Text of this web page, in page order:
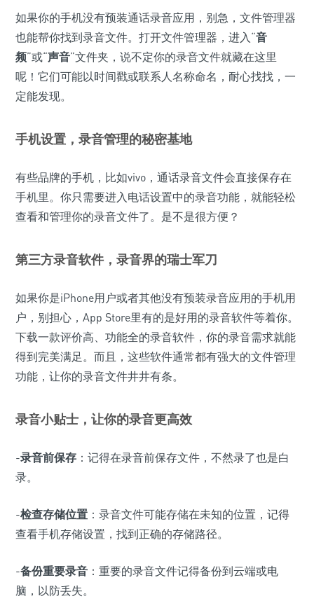
如果你的手机没有预装通话录音应用，别急，文件管理器
也能帮你找到录音文件。打开文件管理器，进入“音
频”或“声音”文件夹，说不定你的录音文件就藏在这里
呢！它们可能以时间戳或联系人名称命名，耐心找找，一
定能发现。
手机设置，录音管理的秘密基地
有些品牌的手机，比如vivo，通话录音文件会直接保存在
手机里。你只需要进入电话设置中的录音功能，就能轻松
查看和管理你的录音文件了。是不是很方便？
第三方录音软件，录音界的瑞士军刀
如果你是iPhone用户或者其他没有预装录音应用的手机用
户，别担心，App Store里有的是好用的录音软件等着你。
下载一款评价高、功能全的录音软件，你的录音需求就能
得到完美满足。而且，这些软件通常都有强大的文件管理
功能，让你的录音文件井井有条。
录音小贴士，让你的录音更高效
-录音前保存 ：记得在录音前保存文件，不然录了也是白
录。
-检查存储位置 ：录音文件可能存储在未知的位置，记得
查看手机存储设置，找到正确的存储路径。
-备份重要录音 ：重要的录音文件记得备份到云端或电
脑，以防丢失。